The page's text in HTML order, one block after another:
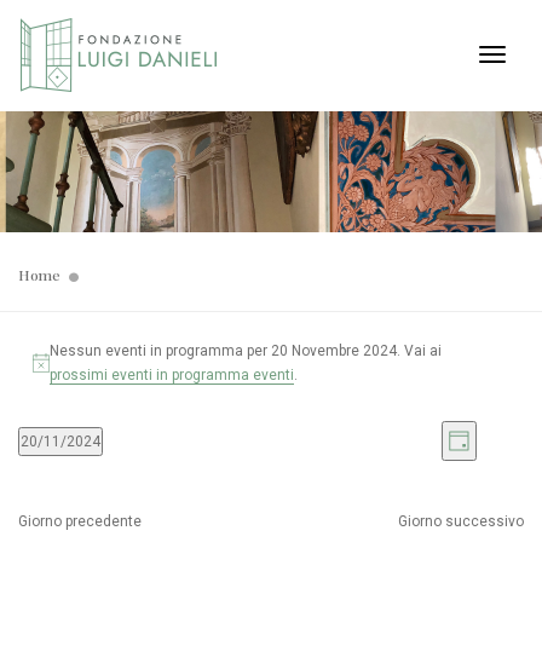
Home
Nessun eventi in programma per 20 Novembre 2024. Vai ai
prossimi eventi in programma eventi.
Viste
Giorno
20/11/2024
data.
Giorno precedente Giorno successivo